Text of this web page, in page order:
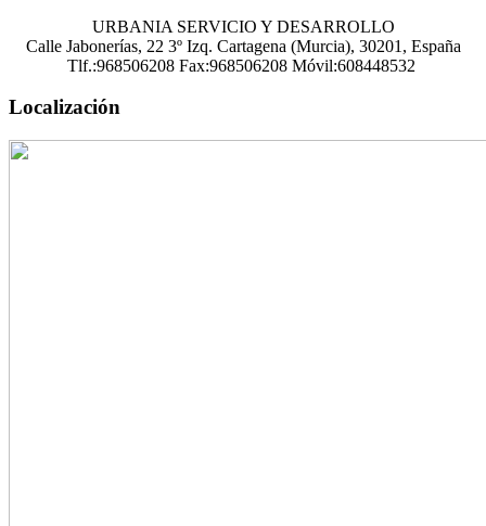
URBANIA SERVICIO Y DESARROLLO
Calle Jabonerías, 22 3º Izq. Cartagena (Murcia), 30201, España
Tlf.:968506208 Fax:968506208 Móvil:608448532
Localización